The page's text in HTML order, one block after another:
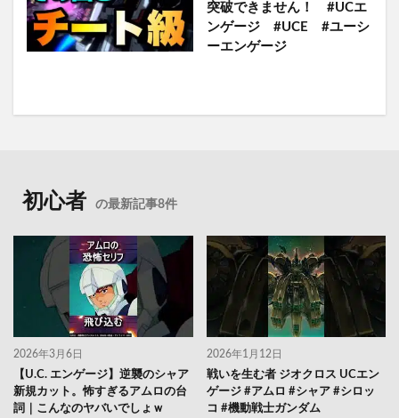
突破できません！ #UCエ
ンゲージ #UCE #ユーシ
ーエンゲージ
初心者 の最新記事8件
2026年3月6日
【U.C. エンゲージ】逆襲のシャア
新規カット。怖すぎるアムロの台
詞｜こんなのヤバいでしょｗ
2026年1月12日
戦いを生む者 ジオクロス UCエン
ゲージ #アムロ #シャア #シロッ
コ #機動戦士ガンダム